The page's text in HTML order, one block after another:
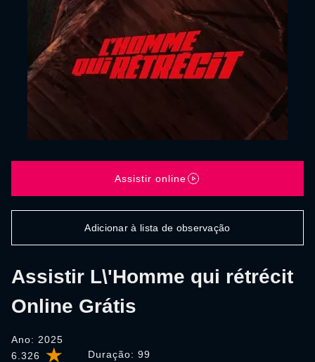
6.326 Duração: 99
Assistir L\'Homme qui rétrécit
Online Grátis
Ano: 2025
Assistir online
Adicionar à lista de observação